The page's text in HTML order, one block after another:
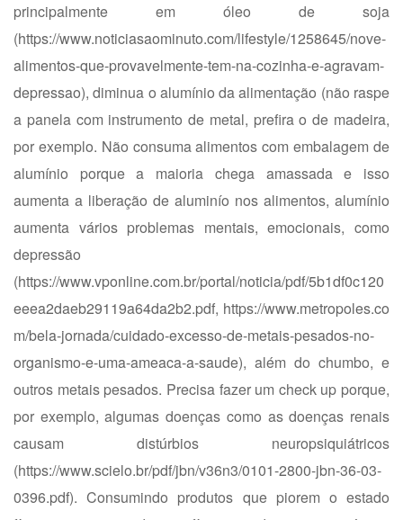
principalmente em óleo de soja
(https://www.noticiasaominuto.com/lifestyle/1258645/nove-
alimentos-que-provavelmente-tem-na-cozinha-e-agravam-
depressao), diminua o alumínio da alimentação (não raspe
a panela com instrumento de metal, prefira o de madeira,
por exemplo. Não consuma alimentos com embalagem de
alumínio porque a maioria chega amassada e isso
aumenta a liberação de aluminío nos alimentos, alumínio
aumenta vários problemas mentais, emocionais, como
depressão
(https://www.vponline.com.br/portal/noticia/pdf/5b1df0c120
eeea2daeb29119a64da2b2.pdf, https://www.metropoles.co
m/bela-jornada/cuidado-excesso-de-metais-pesados-no-
organismo-e-uma-ameaca-a-saude), além do chumbo, e
outros metais pesados. Precisa fazer um check up porque,
por exemplo, algumas doenças como as doenças renais
causam distúrbios neuropsiquiátricos
(https://www.scielo.br/pdf/jbn/v36n3/0101-2800-jbn-36-03-
0396.pdf). Consumindo produtos que piorem o estado